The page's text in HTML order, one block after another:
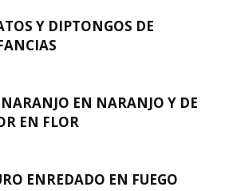
Y DIPTONGOS DE
NARANJO EN NARANJO Y DE
EN FLOR
ENREDADO EN FUEGO